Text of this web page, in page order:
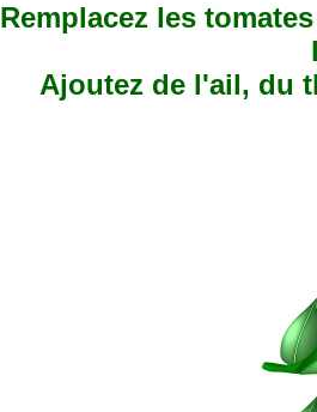
Remplacez les
Ajoutez de l'ail, du